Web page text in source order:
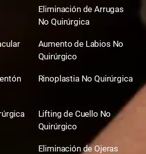
Eliminación de Arrugas
No Quirúrgica
Aumento de Labios No
Quirúrgico
Rinoplastia No Quirúrgica
Lifting de Cuello No
Quirúrgico
Eliminación de Ojeras